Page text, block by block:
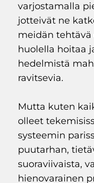
varjostamalla
jotteivät ne
meidän tehtävä
huolella hoitaa
hedelmistä
ravitsevia.
Mutta kuten
olleet
systeemin
puutarhan,
suoraviivaista,
hienovarainen